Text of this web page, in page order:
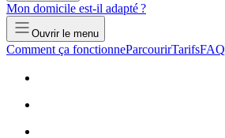
Mon domicile est-il adapté ?
Ouvrir le menu
Comment ça fonctionneParcourirTarifsFAQ